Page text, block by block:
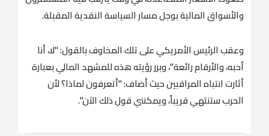
والأسواق المالية بوجل مسار السياسة النقدية المقبلة.
وعقب الرئيس الأمريكي على تلك المخاوف بالقول: "لا، أنا
أحبه، والأرقام رائعة"، وبرر رؤيته هذه للمشهد المالي بعبارة
أثارت انتباه المراقبين حيث أضاف: "أتعرفون لماذا؟ لأن
الحرب ستنتهي قريباً، ويمكنني قول ذلك الآن".